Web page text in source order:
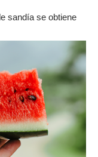
sandía se obtiene